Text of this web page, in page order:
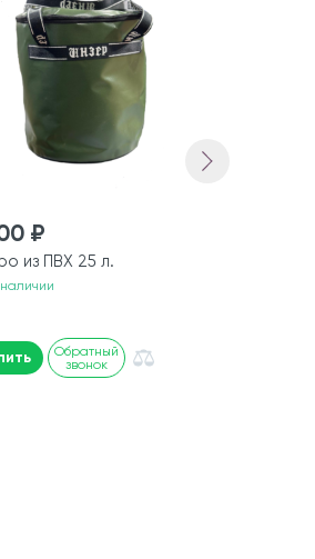
₽
из ПВХ 25 л.
Обратный
звонок